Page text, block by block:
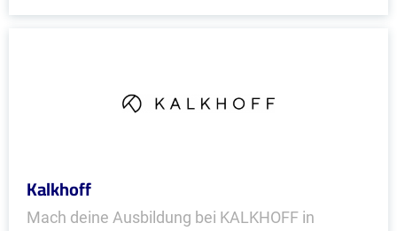
Kalkhoff
Mach deine Ausbildung bei KALKHOFF in